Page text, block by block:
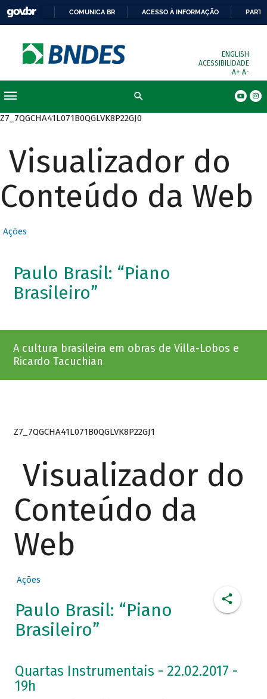
COMUNICA BR ACESSO À INFORMAÇÃO
ENGLISH
ACESSIBILIDADE
A+ A-
Z7_7QGCHA41L071B0QGLVK8P22GJ0
Visualizador do
Conteúdo da Web
Ações
Paulo Brasil: “Piano
Brasileiro”
A cultura brasileira em obras de Villa-Lobos e
Ricardo Tacuchian
Z7_7QGCHA41L071B0QGLVK8P22GJ1
Visualizador do
Conteúdo da
Web
Ações
Paulo Brasil: “Piano
Brasileiro”
Quartas Instrumentais - 22.02.2017 -
19h